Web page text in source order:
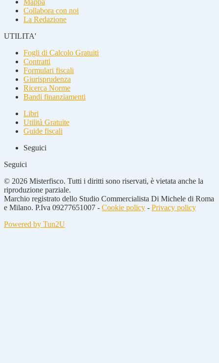
Collabora con noi
La Redazione
UTILITA'
Fogli di Calcolo Gratuiti
Contratti
Formulari fiscali
Giurisprudenza
Ricerca Norme
Bandi finanziamenti
Libri
Utilità Gratuite
Guide fiscali
Seguici
Seguici
© 2026 Misterfisco. Tutti i diritti sono riservati, è vietata anche la
riproduzione parziale.
Marchio registrato dello Studio Commercialista Di Michele di Roma
e Milano. P.Iva 09277651007 - Cookie policy - Privacy policy
Powered by Tun2U